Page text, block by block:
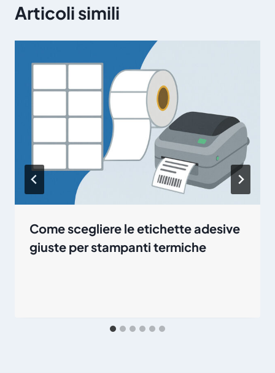
Articoli simili
Come scegliere le etichette adesive
giuste per stampanti termiche